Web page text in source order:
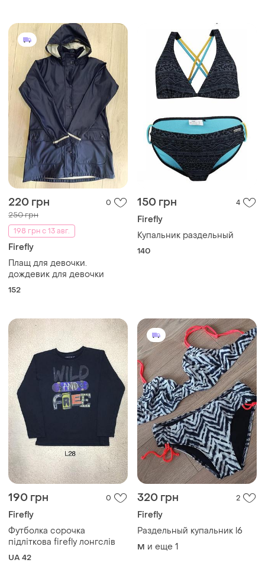
220 грн 0
250 грн
198 грн с 13 авг.
Firefly
Плащ для девочки.
дождевик для девочки
152
150 грн 4
Firefly
Купальник раздельный
140
190 грн 0
Firefly
Футболка сорочка
підліткова firefly лонгслів
UA 42
320 грн 2
Firefly
Раздельный купальник l6
M и еще 1